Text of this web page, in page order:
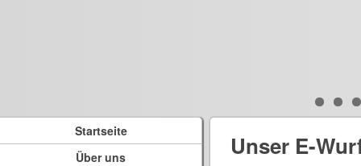
Startseite
Über uns
Unser E-